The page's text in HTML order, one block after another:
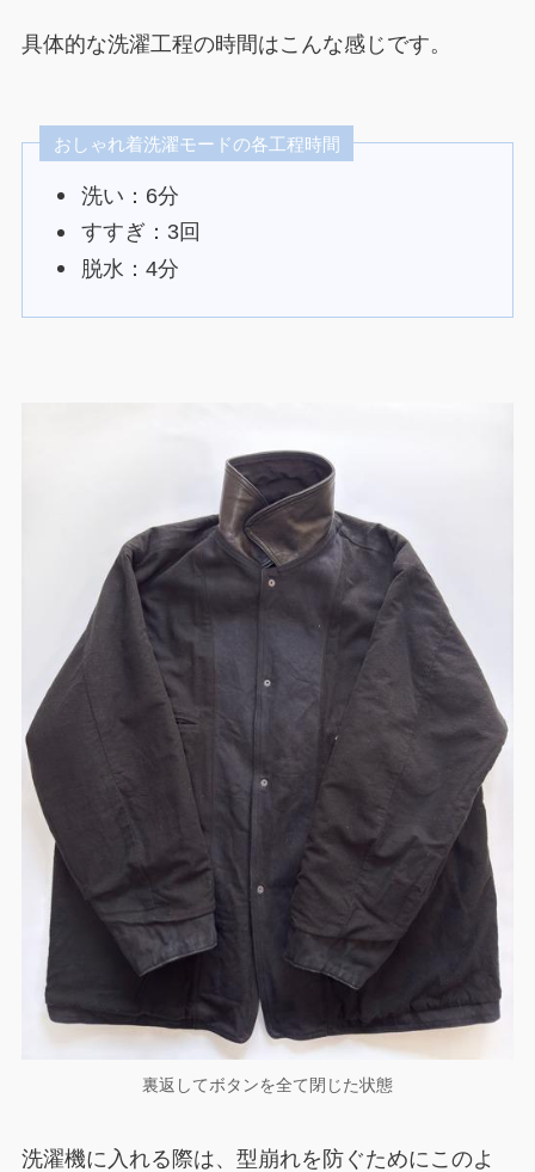
具体的な洗濯工程の時間はこんな感じです。
おしゃれ着洗濯モードの各工程時間
洗い：6分
すすぎ：3回
脱水：4分
裏返してボタンを全て閉じた状態
洗濯機に入れる際は、型崩れを防ぐためにこのよ